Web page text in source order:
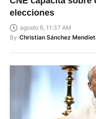
agosto 6, 11:37 AM
By
Christian Sánchez Mendieta